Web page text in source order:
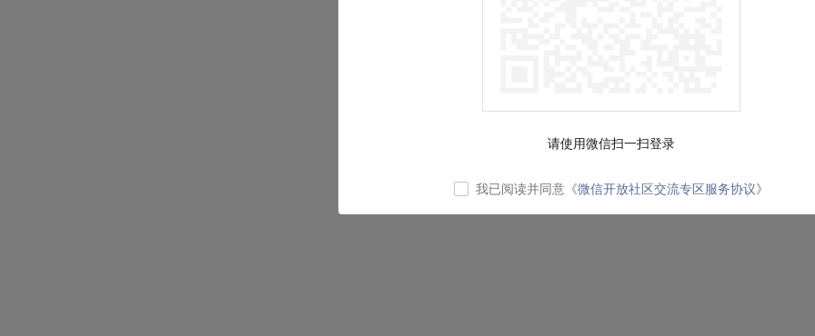
请使用微信扫一扫登录
我已阅读并同意 《微信开放社区交流专区服务协议》